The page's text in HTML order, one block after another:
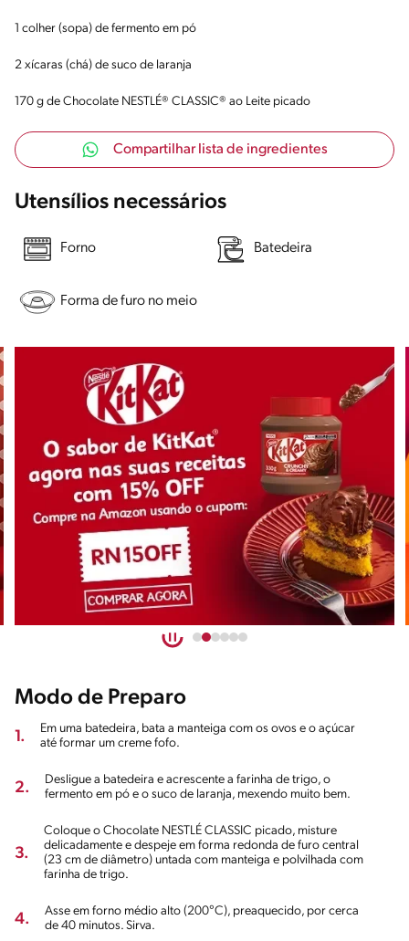
1 colher (sopa) de fermento em pó
2 xícaras (chá) de suco de laranja
170 g de Chocolate NESTLÉ® CLASSIC® ao Leite picado
Compartilhar lista de ingredientes
Utensílios necessários
Forno Batedeira
Forma de furo no meio
Modo de Preparo
1.
Em uma batedeira, bata a manteiga com os ovos e o açúcar
até formar um creme fofo.
2.
Desligue a batedeira e acrescente a farinha de trigo, o
fermento em pó e o suco de laranja, mexendo muito bem.
3.
Coloque o Chocolate NESTLÉ CLASSIC picado, misture
delicadamente e despeje em forma redonda de furo central
(23 cm de diâmetro) untada com manteiga e polvilhada com
farinha de trigo.
4.
Asse em forno médio alto (200°C), preaquecido, por cerca
de 40 minutos. Sirva.